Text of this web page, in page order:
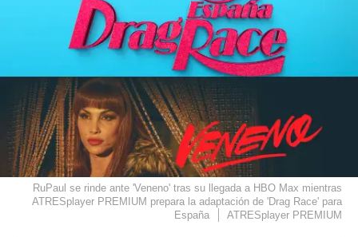
RuPaul se rinde ante 'Veneno' tras su llegada a HBO Max mientras
ATRESplayer PREMIUM prepara la adaptación de 'Drag Race' para
España
ATRESplayer PREMIUM